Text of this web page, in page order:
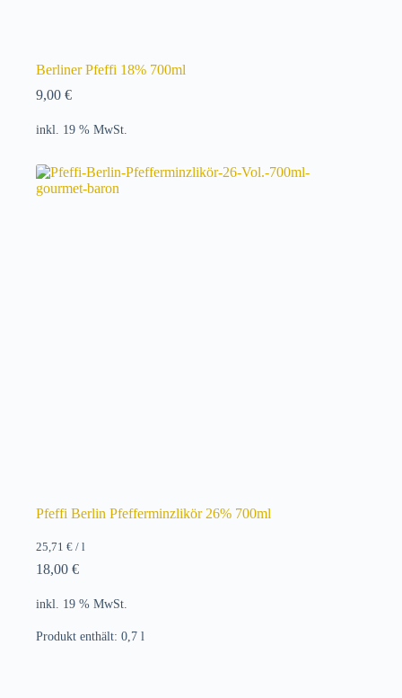
Berliner Pfeffi 18% 700ml
9,00 €
inkl. 19 % MwSt.
Pfeffi Berlin Pfefferminzlikör 26% 700ml
25,71 € / l
18,00 €
inkl. 19 % MwSt.
Produkt enthält: 0,7 l